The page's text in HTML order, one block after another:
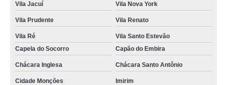
Vila Jacuí Vila Nova York
Vila Prudente Vila Renato
Vila Ré
Vila Santo Estevão
Capela do Socorro
Capão do Embira
Chácara Inglesa Chácara Santo Antônio
Cidade Monções Imirim